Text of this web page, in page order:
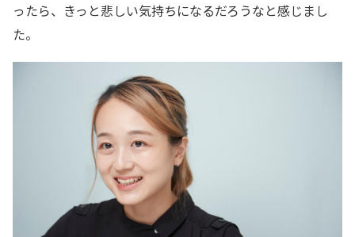
ったら、きっと悲しい気持ちになるだろうなと感じまし
た。